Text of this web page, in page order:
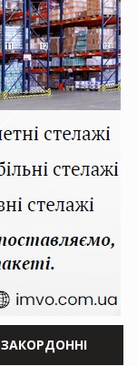
ЗАКОРДОННІ